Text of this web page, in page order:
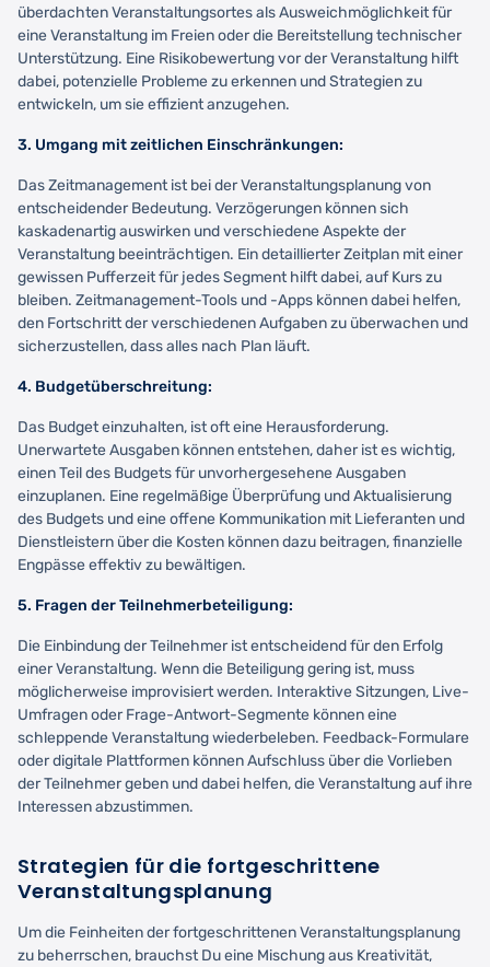
überdachten Veranstaltungsortes als Ausweichmöglichkeit für
eine Veranstaltung im Freien oder die Bereitstellung technischer
Unterstützung. Eine Risikobewertung vor der Veranstaltung hilft
dabei, potenzielle Probleme zu erkennen und Strategien zu
entwickeln, um sie effizient anzugehen.
3. Umgang mit zeitlichen Einschränkungen:
Das Zeitmanagement ist bei der Veranstaltungsplanung von
entscheidender Bedeutung. Verzögerungen können sich
kaskadenartig auswirken und verschiedene Aspekte der
Veranstaltung beeinträchtigen. Ein detaillierter Zeitplan mit einer
gewissen Pufferzeit für jedes Segment hilft dabei, auf Kurs zu
bleiben. Zeitmanagement-Tools und -Apps können dabei helfen,
den Fortschritt der verschiedenen Aufgaben zu überwachen und
sicherzustellen, dass alles nach Plan läuft.
4. Budgetüberschreitung:
Das Budget einzuhalten, ist oft eine Herausforderung.
Unerwartete Ausgaben können entstehen, daher ist es wichtig,
einen Teil des Budgets für unvorhergesehene Ausgaben
einzuplanen. Eine regelmäßige Überprüfung und Aktualisierung
des Budgets und eine offene Kommunikation mit Lieferanten und
Dienstleistern über die Kosten können dazu beitragen, finanzielle
Engpässe effektiv zu bewältigen.
5. Fragen der Teilnehmerbeteiligung:
Die Einbindung der Teilnehmer ist entscheidend für den Erfolg
einer Veranstaltung. Wenn die Beteiligung gering ist, muss
möglicherweise improvisiert werden. Interaktive Sitzungen, Live-
Umfragen oder Frage-Antwort-Segmente können eine
schleppende Veranstaltung wiederbeleben. Feedback-Formulare
oder digitale Plattformen können Aufschluss über die Vorlieben
der Teilnehmer geben und dabei helfen, die Veranstaltung auf ihre
Interessen abzustimmen.
Strategien für die fortgeschrittene
Veranstaltungsplanung
Um die Feinheiten der fortgeschrittenen Veranstaltungsplanung
zu beherrschen, brauchst Du eine Mischung aus Kreativität,